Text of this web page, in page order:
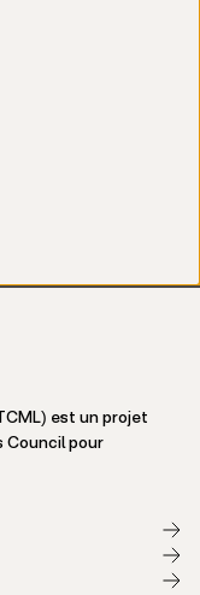
est un projet
Council pour